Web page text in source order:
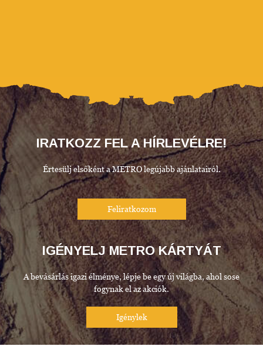
IRATKOZZ FEL A HÍRLEVÉLRE!
Értesülj elsőként a METRO legújabb ajánlatairól.
IGÉNYELJ METRO KÁRTYÁT
A bevásárlás igazi élménye, lépje be egy új világba, ahol sose
fogynak el az akciók.